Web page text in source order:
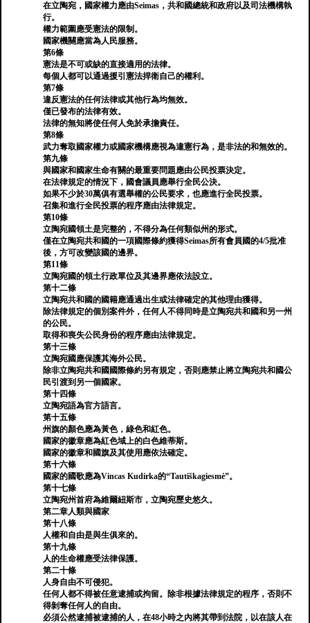
在立陶宛，國家權力應由Seimas，共和國總統和政府以及司法機構執
行。
權力範圍應受憲法的限制。
國家機關應當為人民服務。
第6條
憲法是不可或缺的直接適用的法律。
每個人都可以通過援引憲法捍衛自己的權利。
第7條
違反憲法的任何法律或其他行為均無效。
僅已發布的法律有效。
法律的無知將使任何人免於承擔責任。
第8條
武力奪取國家權力或國家機構應視為違憲行為，是非法的和無效的。
第九條
與國家和國家生命有關的最重要問題應由公民投票決定。
在法律規定的情況下，國會議員應舉行全民公決。
如果不少於30萬俱有選舉權的公民要求，也應進行全民投票。
召集和進行全民投票的程序應由法律規定。
第10條
立陶宛國領土是完整的，不得分為任何類似州的形式。
僅在立陶宛共和國的一項國際條約獲得Seimas所有會員國的4/5批准
後，方可改變該國的邊界。
第11條
立陶宛國的領土行政單位及其邊界應依法設立。
第十二條
立陶宛共和國的國籍應通過出生或法律確定的其他理由獲得。
除法律規定的個別案件外，任何人不得同時是立陶宛共和國和另一州
的公民。
取得和喪失公民身份的程序應由法律規定。
第十三條
立陶宛國應保護其海外公民。
除非立陶宛共和國國際條約另有規定，否則應禁止將立陶宛共和國公
民引渡到另一個國家。
第十四條
立陶宛語為官方語言。
第十五條
州旗的顏色應為黃色，綠色和紅色。
國家的徽章應為紅色域上的白色維蒂斯。
國家的徽章和國旗及其使用應依法確定。
第十六條
國家的國歌應為Vincas Kudirka的“Tautiškagiesmė”。
第十七條
立陶宛州首府為維爾紐斯市，立陶宛歷史悠久。
第二章人類與國家
第十八條
人權和自由是與生俱來的。
第十九條
人的生命權應受法律保護。
第二十條
人身自由不可侵犯。
任何人都不得被任意逮捕或拘留。除非根據法律規定的程序，否則不
得剝奪任何人的自由。
必須公然逮捕被逮捕的人，在48小時之內將其帶到法院，以在該人在